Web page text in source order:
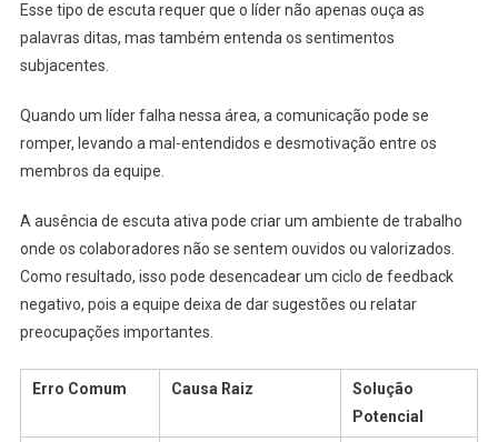
Esse tipo de escuta requer que o líder não apenas ouça as
palavras ditas, mas também entenda os sentimentos
subjacentes.
Quando um líder falha nessa área, a comunicação pode se
romper, levando a mal-entendidos e desmotivação entre os
membros da equipe.
A ausência de escuta ativa pode criar um ambiente de trabalho
onde os colaboradores não se sentem ouvidos ou valorizados.
Como resultado, isso pode desencadear um ciclo de feedback
negativo, pois a equipe deixa de dar sugestões ou relatar
preocupações importantes.
Erro Comum Causa Raiz
Solução
Potencial